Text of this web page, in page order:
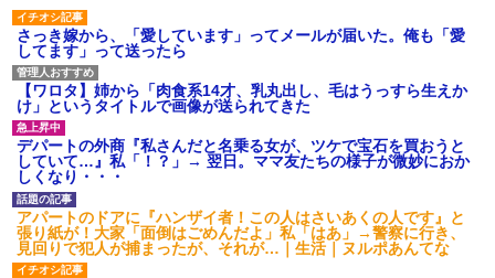
さっき嫁から、「愛しています」ってメールが届いた。俺も「愛
してます」って送ったら
【ワロタ】姉から「肉食系14才、乳丸出し、毛はうっすら生えか
け」というタイトルで画像が送られてきた
デパートの外商『私さんだと名乗る女が、ツケで宝石を買おうと
していて…』私「！？」→ 翌日。ママ友たちの様子が微妙におか
しくなり・・・
アパートのドアに『ハンザイ者！この人はさいあくの人です』と
張り紙が！大家「面倒はごめんだよ」私「はあ」→警察に行き、
見回りで犯人が捕まったが、それが…｜生活｜ヌルポあんてな